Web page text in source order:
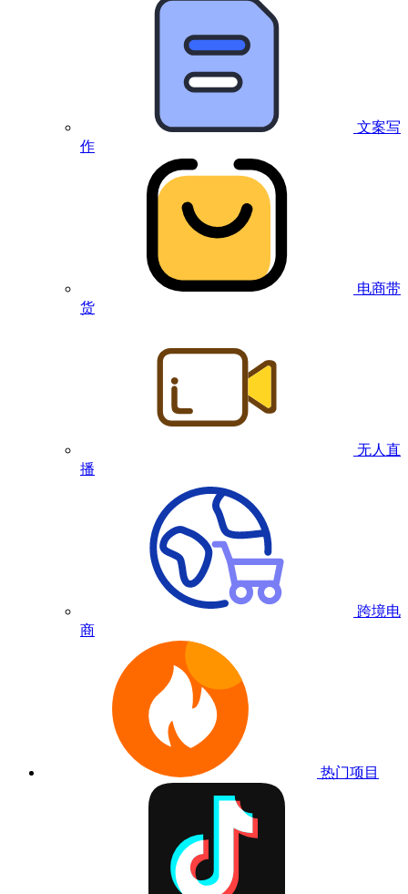
文案写
作
电商带
货
无人直
播
跨境电
商
热门项目